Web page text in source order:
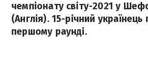
чемпіонату світу-2021 у
(Англія). 15-річний українець
першому раунді.